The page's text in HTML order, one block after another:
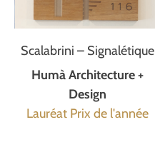
Scalabrini – Signalétique
Humà Architecture +
Design
Lauréat Prix de l'année